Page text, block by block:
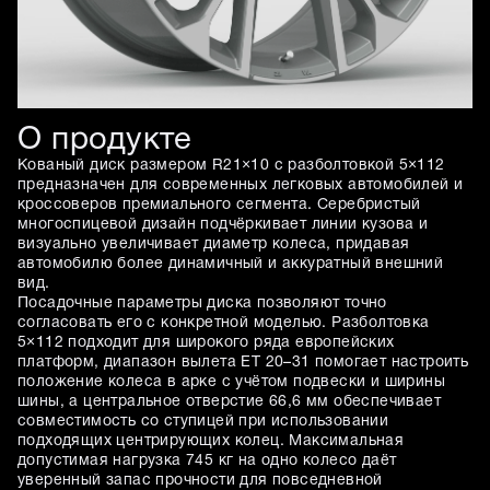
О продукте
Кованый диск размером R21×10 с разболтовкой 5×112
предназначен для современных легковых автомобилей и
кроссоверов премиального сегмента. Серебристый
многоспицевой дизайн подчёркивает линии кузова и
визуально увеличивает диаметр колеса, придавая
автомобилю более динамичный и аккуратный внешний
вид.
Посадочные параметры диска позволяют точно
согласовать его с конкретной моделью. Разболтовка
5×112 подходит для широкого ряда европейских
платформ, диапазон вылета ET 20–31 помогает настроить
положение колеса в арке с учётом подвески и ширины
шины, а центральное отверстие 66,6 мм обеспечивает
совместимость со ступицей при использовании
подходящих центрирующих колец. Максимальная
допустимая нагрузка 745 кг на одно колесо даёт
уверенный запас прочности для повседневной